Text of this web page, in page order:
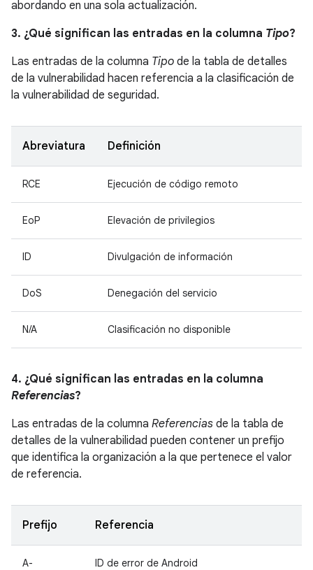
abordando en una sola actualización.
3. ¿Qué significan las entradas en la columna Tipo?
Las entradas de la columna Tipo de la tabla de detalles
de la vulnerabilidad hacen referencia a la clasificación de
la vulnerabilidad de seguridad.
Abreviatura Definición
RCE Ejecución de código remoto
EoP Elevación de privilegios
ID Divulgación de información
DoS Denegación del servicio
N/A Clasificación no disponible
4. ¿Qué significan las entradas en la columna
Referencias?
Las entradas de la columna Referencias de la tabla de
detalles de la vulnerabilidad pueden contener un prefijo
que identifica la organización a la que pertenece el valor
de referencia.
Prefijo Referencia
A- ID de error de Android